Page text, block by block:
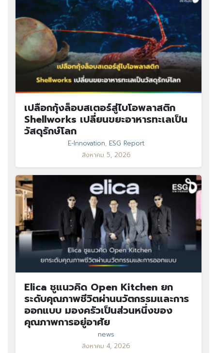
เปลือกกุ้งล็อบสเตอร์สู่ไบโอพลาสติก
Shellworks เปลี่ยนขยะอาหารทะเลเป็น
วัสดุรักษ์โลก
E-Innovation, ESG Report
สิงหาคม 5, 2026
Elica ชูแนวคิด Open Kitchen ยก
ระดับคุณภาพชีวิตผ่านนวัตกรรมและการ
ออกแบบ มองครัวเป็นส่วนหนึ่งของ
คุณภาพการอยู่อาศัย
news
สิงหาคม 4, 2026